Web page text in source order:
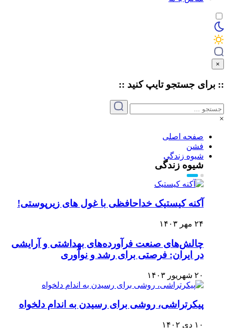
×
:: برای جستجو تایپکنید ::
×
صفحه اصلی
فشن
شیوه زندگی
شیوه زندگی
آکنه کیستیک خداحافظی با غول های زیرپوستی!
۲۴ مهر ۱۴۰۳
چالش‌های صنعت فرآورده‌های بهداشتی و آرایشی
در ایران: فرصتی برای رشد و نوآوری
۲۰ شهریور ۱۴۰۳
پیکرتراشی، روشی برای رسیدن به اندام دلخواه
۱۰ دی ۱۴۰۲